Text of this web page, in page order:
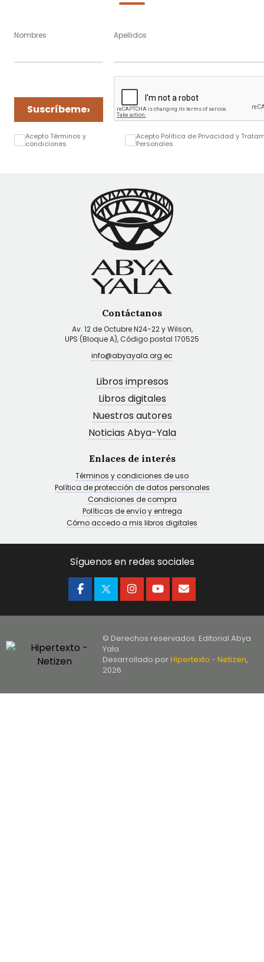
Nombres Apellidos
Suscríbeme›
Acepto Términos y
condiciones
Acepto Política de Privacidad y
Personales
Contáctanos
Av. 12 de Octubre N24-22 y Wilson,
UPS (Bloque A), Código postal 170525
info@abyayala.org.ec
Libros impresos
Libros digitales
Nuestros autores
Noticias Abya-Yala
Enlaces de interés
Términos y condiciones de uso
Política de protección de datos personales
Condiciones de compra
Políticas de envío y entrega
Cómo accedo a mis libros digitales
Síguenos en redes sociales
© Derechos reservados. Editorial Abya
Yala
Desarrollado porHipertexto - Netizen,
2026